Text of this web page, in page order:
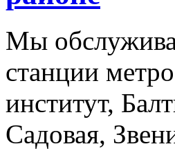
Мы
станции
институт,
Садовая,